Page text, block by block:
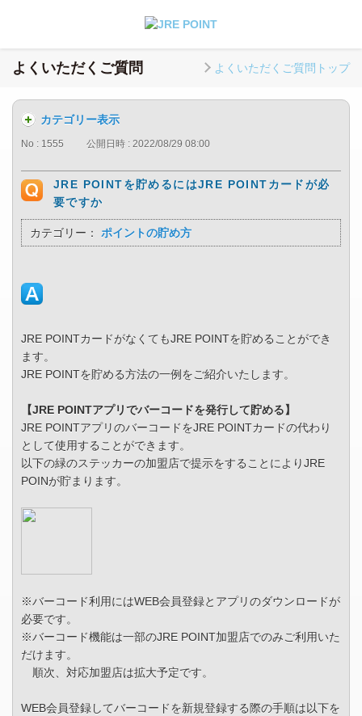
よくいただくご質問 よくいただくご質問トップ
カテゴリー表示
No : 1555 公開日時 : 2022/08/29 08:00
JRE POINTを貯めるにはJRE POINTカードが必
要ですか
カテゴリー： ポイントの貯め方
JRE POINTカードがなくてもJRE POINTを貯めることができ
ます。
JRE POINTを貯める方法の一例をご紹介いたします。
【JRE POINTアプリでバーコードを発行して貯める】
JRE POINTアプリのバーコードをJRE POINTカードの代わり
として使用することができます。
以下の緑のステッカーの加盟店で提示をすることによりJRE
POINが貯まります。
※バーコード利用にはWEB会員登録とアプリのダウンロードが
必要です。
※バーコード機能は一部のJRE POINT加盟店でのみご利用いた
だけます。
順次、対応加盟店は拡大予定です。
WEB会員登録してバーコードを新規登録する際の手順は以下を